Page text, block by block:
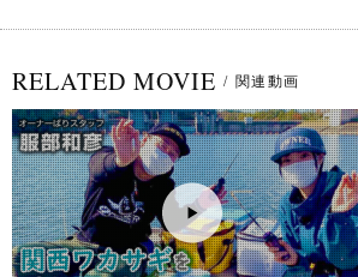
RELATED MOVIE / 関連動画